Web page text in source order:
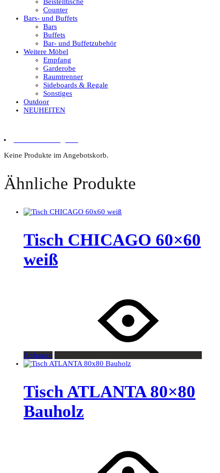
Counter
Bars- und Buffets
Bars
Buffets
Bar- und Buffetzubehör
Weitere Möbel
Empfang
Garderobe
Raumtrenner
Sideboards & Regale
Sonstiges
Outdoor
NEUHEITEN
Keine Produkte im Angebotskorb.
Ähnliche Produkte
Tisch CHICAGO 60×60
weiß
Anfragen
Tisch ATLANTA 80×80
Bauholz